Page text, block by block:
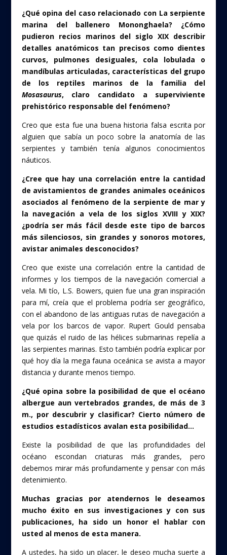
¿Qué opina del caso relacionado con La serpiente
marina del ballenero Mononghaela? ¿Cómo
pudieron recios marinos del siglo XIX describir
detalles anatómicos tan precisos como dientes
curvos, pulmones desiguales, cola lobulada o
mandíbulas articuladas, características del grupo
de los reptiles marinos de la familia del
Mosasaurus, claro candidato a superviviente
prehistórico responsable del fenómeno?
Creo que esta fue una buena historia falsa escrita por
alguien que sabía un poco sobre la anatomía de las
serpientes y también tenía algunos conocimientos
náuticos.
¿Cree que hay una correlación entre la cantidad
de avistamientos de grandes animales oceánicos
asociados al fenómeno de la serpiente de mar y
la navegación a vela de los siglos XVIII y XIX?
¿podría ser más fácil desde este tipo de barcos
más silenciosos, sin grandes y sonoros motores,
avistar animales desconocidos?
Creo que existe una correlación entre la cantidad de
informes y los tiempos de la navegación comercial a
vela. Mi tío, L.S. Bowers, quien fue una gran inspiración
para mí, creía que el problema podría ser geográfico,
con el abandono de las antiguas rutas de navegación a
vela por los barcos de vapor. Rupert Gould pensaba
que quizás el ruido de las hélices submarinas repelía a
las serpientes marinas. Esto también podría explicar por
qué hoy día la mega fauna oceánica se avista a mayor
distancia y durante menos tiempo.
¿Qué opina sobre la posibilidad de que el océano
albergue aun vertebrados grandes, de más de 3
m., por descubrir y clasificar? Cierto número de
estudios estadísticos avalan esta posibilidad…
Existe la posibilidad de que las profundidades del
océano escondan criaturas más grandes, pero
debemos mirar más profundamente y pensar con más
detenimiento.
Muchas gracias por atendernos le deseamos
mucho éxito en sus investigaciones y con sus
publicaciones, ha sido un honor el hablar con
usted al menos de esta manera.
A ustedes, ha sido un placer, le deseo mucha suerte a